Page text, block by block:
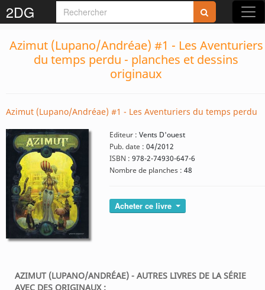
2DG
Azimut (Lupano/Andréae) #1 - Les Aventuriers
du temps perdu - planches et dessins
originaux
Azimut (Lupano/Andréae) #1 - Les Aventuriers du temps perdu
Editeur : Vents D'ouest
Pub. date : 04/2012
ISBN : 978-2-74930-647-6
Nombre de planches : 48
Acheter ce livre
AZIMUT (LUPANO/ANDRÉAE) - AUTRES LIVRES DE LA SÉRIE
AVEC DES ORIGINAUX :